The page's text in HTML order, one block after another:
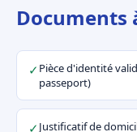
✓ Pièce d'identité
passeport)
✓Justificatif de